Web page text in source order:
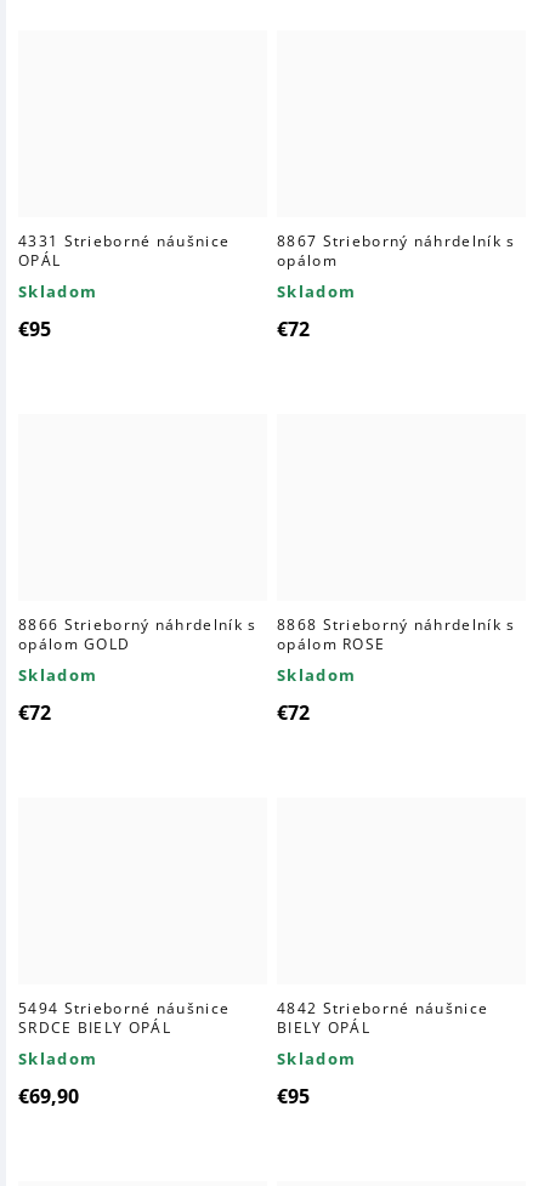
4331 Strieborné náušnice
OPÁL
Skladom
€95
8867 Strieborný náhrdelník s
opálom
Skladom
€72
8866 Strieborný náhrdelník s
opálom GOLD
Skladom
€72
8868 Strieborný náhrdelník s
opálom ROSE
Skladom
€72
5494 Strieborné náušnice
SRDCE BIELY OPÁL
Skladom
€69,90
4842 Strieborné náušnice
BIELY OPÁL
Skladom
€95